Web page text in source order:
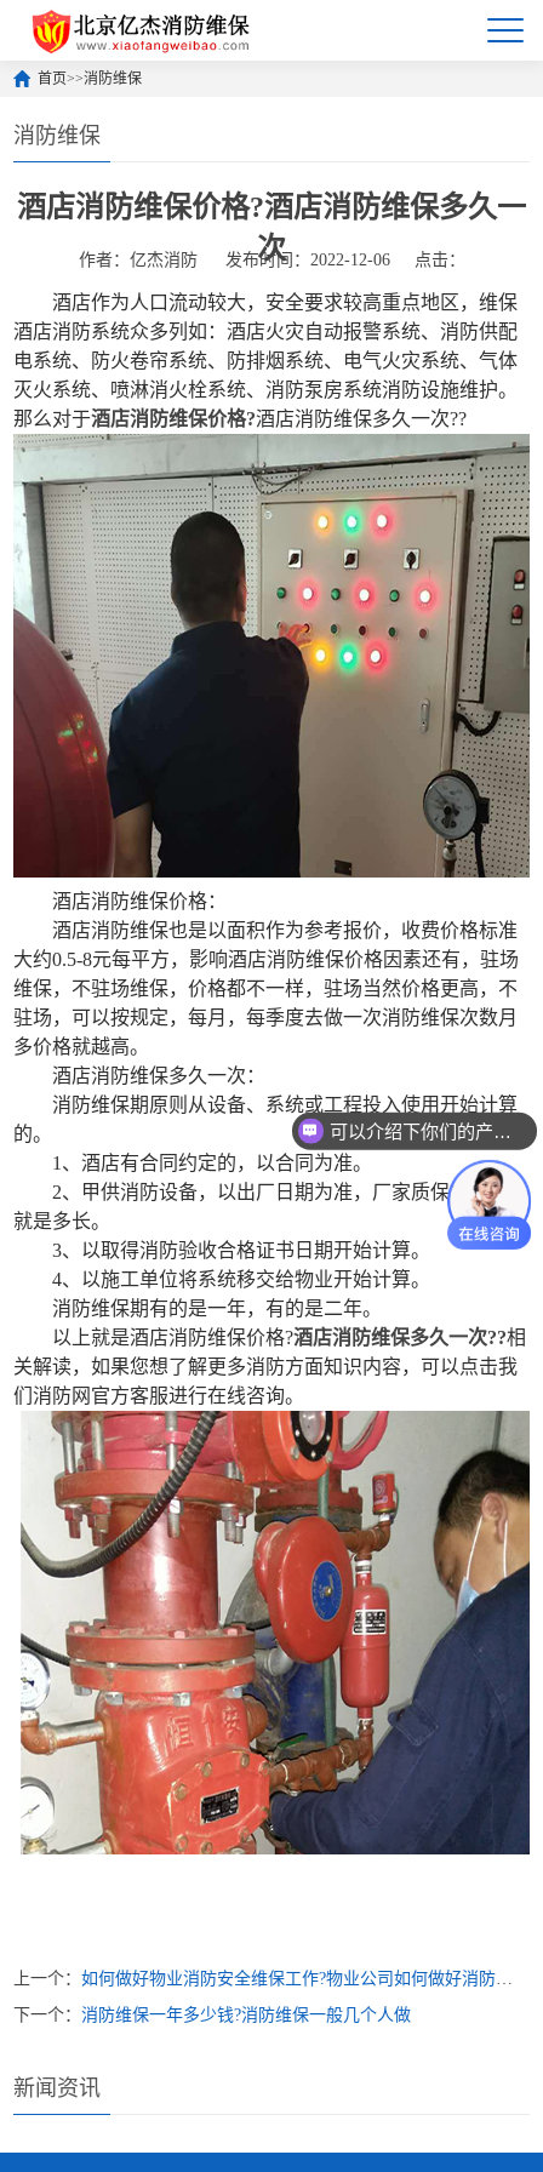
首页>>消防维保
消防维保
酒店消防维保价格?酒店消防维保多久一
次
作者：亿杰消防 发布时间：2022-12-06 点击：
酒店作为人口流动较大，安全要求较高重点地区，维保
酒店消防系统众多列如：酒店火灾自动报警系统、消防供配
电系统、防火卷帘系统、防排烟系统、电气火灾系统、气体
灭火系统、喷淋消火栓系统、消防泵房系统消防设施维护。
那么对于酒店消防维保价格?酒店消防维保多久一次??
酒店消防维保价格：
酒店消防维保也是以面积作为参考报价，收费价格标准
大约0.5-8元每平方，影响酒店消防维保价格因素还有，驻场
维保，不驻场维保，价格都不一样，驻场当然价格更高，不
驻场，可以按规定，每月，每季度去做一次消防维保次数月
多价格就越高。
酒店消防维保多久一次：
消防维保期原则从设备、系统或工程投入使用开始计算
的。
1、酒店有合同约定的，以合同为准。
2、甲供消防设备，以出厂日期为准，厂家质保期是多长
就是多长。
3、以取得消防验收合格证书日期开始计算。
4、以施工单位将系统移交给物业开始计算。
消防维保期有的是一年，有的是二年。
以上就是酒店消防维保价格?酒店消防维保多久一次??相
关解读，如果您想了解更多消防方面知识内容，可以点击我
们消防网官方客服进行在线咨询。
上一个：如何做好物业消防安全维保工作?物业公司如何做好消防工作
下一个：消防维保一年多少钱?消防维保一般几个人做
新闻资讯